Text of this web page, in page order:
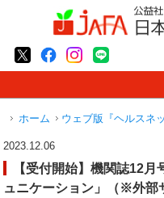
ホーム ウェブ版『ヘルスネ
2023.12.06
【受付開始】機関誌12
ュニケーション」（※外部